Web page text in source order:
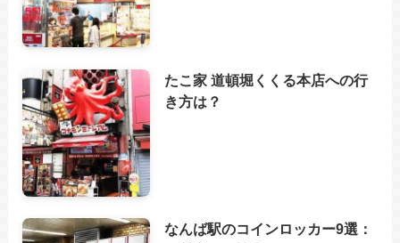
たこ家 道頓堀くくる本店への行
き方は？
なんば駅のコインロッカー9選：